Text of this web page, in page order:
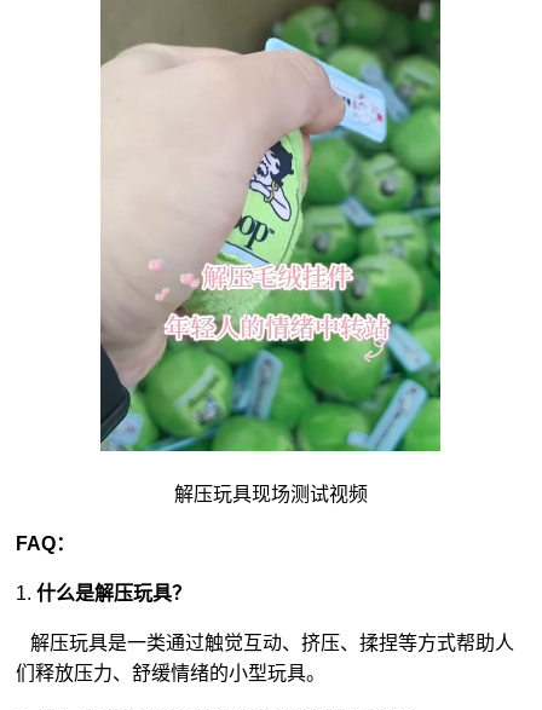
解压玩具现场测试视频
FAQ：
1.什么是解压玩具？
解压玩具是一类通过触觉互动、挤压、揉捏等方式帮助人
们释放压力、舒缓情绪的小型玩具。